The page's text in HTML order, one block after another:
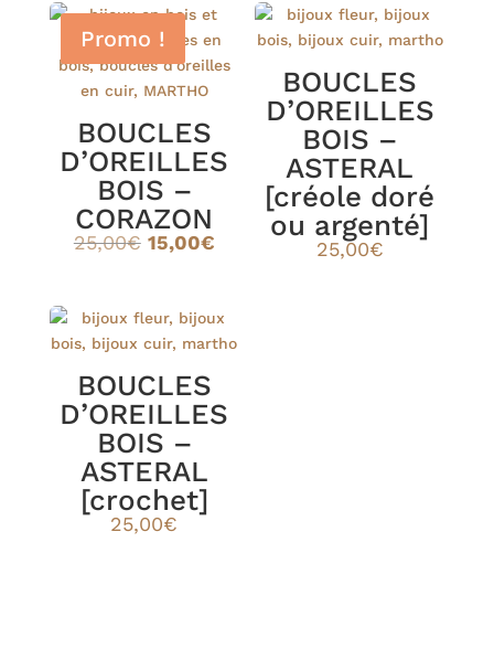
Promo !
BOUCLES
D’OREILLES
BOIS –
CORAZON
25,00€ Le
25,00€.
15,00€Le
15,00€.
BOUCLES
D’OREILLES
BOIS –
ASTERAL
[créole doré
ou argenté]
25,00€
BOUCLES
D’OREILLES
BOIS –
ASTERAL
[crochet]
25,00€